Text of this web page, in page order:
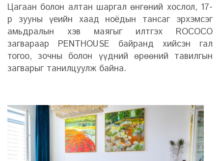
Цагаан болон алтан шаргал өнгөний хослол, 17-
р зууны үеийн хаад ноёдын тансаг эрхэмсэг
амьдралын хэв маягыг илтгэх ROCOCO
загвараар PENTHOUSE байранд хийсэн гал
тогоо, зочны болон үүдний өрөөний тавилгын
загварыг танилцуулж байна.